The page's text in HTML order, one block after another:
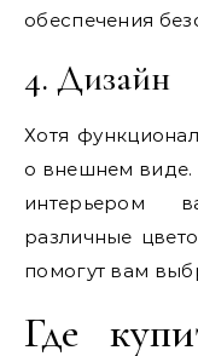
обеспечения
4. Дизайн
Хотя
о внешнем
интерьером
различные
помогут вам
Где